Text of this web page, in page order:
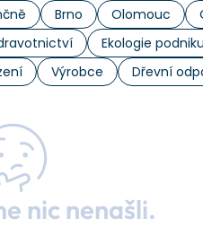
Brno Olomouc
Ekologie podniku
Výrobce Dřevní
nic nenašli.